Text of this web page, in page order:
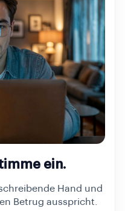
ein.
Hand und
Betrug ausspricht.